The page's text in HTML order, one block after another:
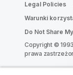
Legal Policies
Warunki
Do Not Share
Copyright ©
prawa